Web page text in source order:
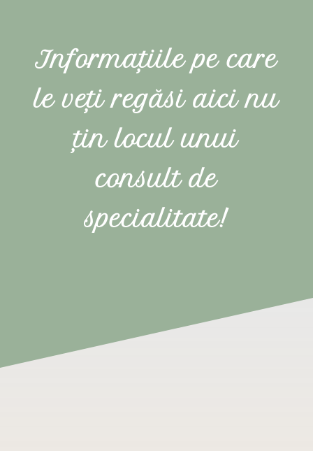
Informațiile pe care
le veți regăsi aici nu
țin locul unui
consult de
specialitate!